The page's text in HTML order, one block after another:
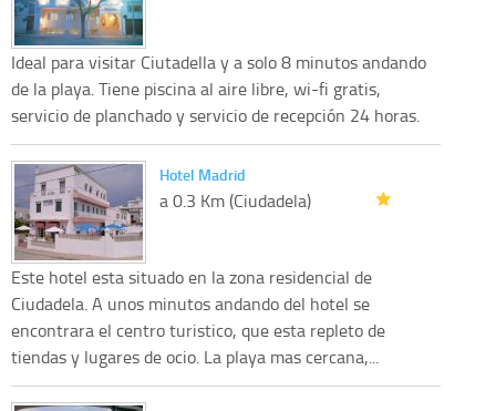
Ideal para visitar Ciutadella y a solo 8 minutos andando
de la playa. Tiene piscina al aire libre, wi-fi gratis,
servicio de planchado y servicio de recepción 24 horas.
Hotel Madrid
a 0.3 Km (Ciudadela)
Este hotel esta situado en la zona residencial de
Ciudadela. A unos minutos andando del hotel se
encontrara el centro turistico, que esta repleto de
tiendas y lugares de ocio. La playa mas cercana,...